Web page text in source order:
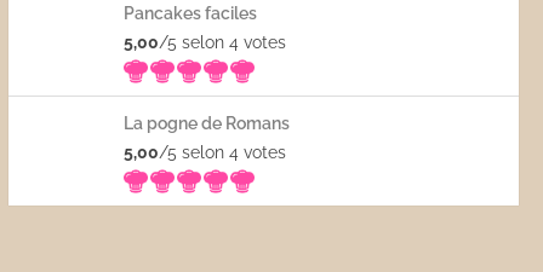
Pancakes faciles
5,00/5 selon 4votes
La pogne de Romans
5,00/5 selon 4votes